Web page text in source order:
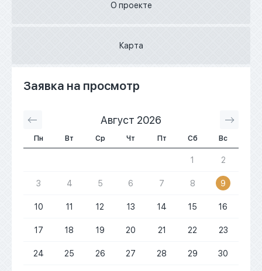
О проекте
Карта
Заявка на просмотр
Август 2026
Пн Вт Ср Чт Пт Сб Вс
1 2
3 4 5 6 7 8 9
10 11 12 13 14 15 16
17 18 19 20 21 22 23
24 25 26 27 28 29 30